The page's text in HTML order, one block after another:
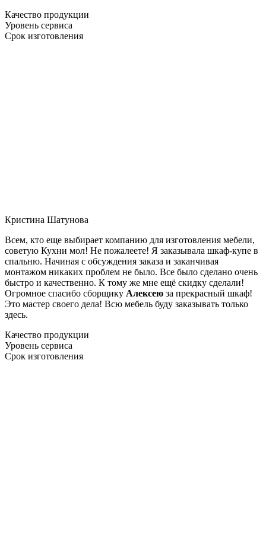
Качество продукции
Уровень сервиса
Срок изготовления
Кристина Шатунова
Всем, кто еще выбирает компанию для изготовления мебели,
советую Кухни мол! Не пожалеете! Я заказывала шкаф-купе в
спальню. Начиная с обсуждения заказа и заканчивая
монтажом никаких проблем не было. Все было сделано очень
быстро и качественно. К тому же мне ещё скидку сделали!
Огромное спасибо сборщику Алексею за прекрасный шкаф!
Это мастер своего дела! Всю мебель буду заказывать только
здесь.
Качество продукции
Уровень сервиса
Срок изготовления